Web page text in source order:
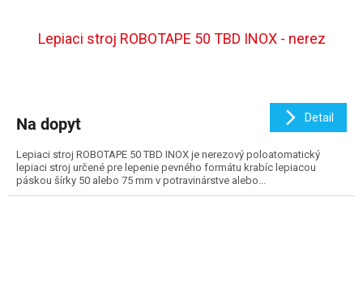
Lepiaci stroj ROBOTAPE 50 TBD INOX - nerez
Na dopyt Detail
Lepiaci stroj ROBOTAPE 50 TBD INOX je nerezový poloatomatický
lepiaci stroj určené pre lepenie pevného formátu krabíc lepiacou
páskou šírky 50 alebo 75 mm v potravinárstve alebo...